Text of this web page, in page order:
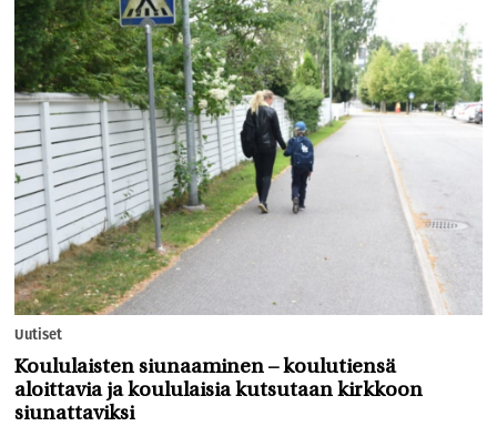
Uutiset
Koululaisten siunaaminen – koulutiensä
aloittavia ja koululaisia kutsutaan kirkkoon
siunattaviksi